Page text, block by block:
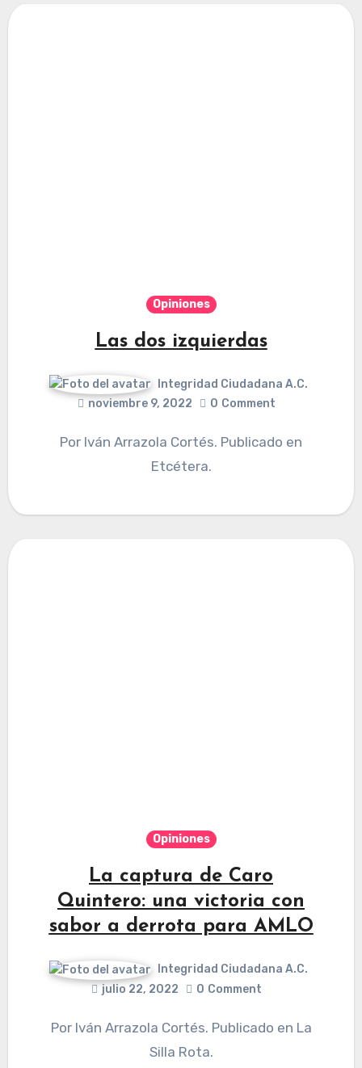
Opiniones
Las dos izquierdas
Integridad Ciudadana A.C.
noviembre 9, 2022
0 Comment
Por Iván Arrazola Cortés. Publicado en
Etcétera.
Opiniones
La captura de Caro
Quintero: una victoria con
sabor a derrota para AMLO
Integridad Ciudadana A.C.
julio 22, 2022
0 Comment
Por Iván Arrazola Cortés. Publicado en La
Silla Rota.